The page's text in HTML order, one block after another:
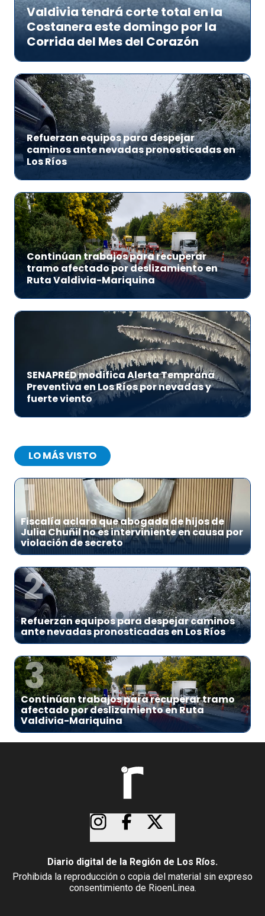
Valdivia tendrá corte total en la
Costanera este domingo por la
Corrida del Mes del Corazón
Refuerzan equipos para despejar
caminos ante nevadas pronosticadas en
Los Ríos
Continúan trabajos para recuperar
tramo afectado por deslizamiento en
Ruta Valdivia-Mariquina
SENAPRED modifica Alerta Temprana
Preventiva en Los Ríos por nevadas y
fuerte viento
LO MÁS VISTO
1
Fiscalía aclara que abogada de hijos de
Julia Chuñil no es interviniente en causa por
violación de secreto
2
Refuerzan equipos para despejar caminos
ante nevadas pronosticadas en Los Ríos
3
Continúan trabajos para recuperar tramo
afectado por deslizamiento en Ruta
Valdivia-Mariquina
Diario digital de la Región de Los Ríos.
Prohibida la reproducción o copia del material sin expreso
consentimiento de RioenLinea.